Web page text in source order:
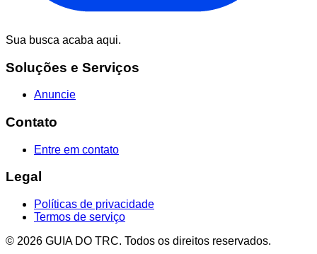
Sua busca acaba aqui.
Soluções e Serviços
Anuncie
Contato
Entre em contato
Legal
Políticas de privacidade
Termos de serviço
© 2026 GUIA DO TRC. Todos os direitos reservados.